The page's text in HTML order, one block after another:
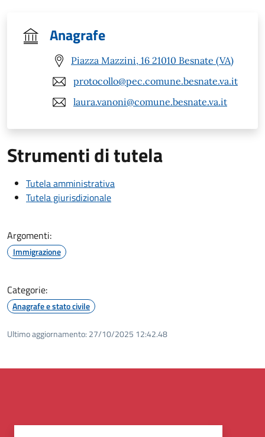
Anagrafe
Piazza Mazzini, 16 21010 Besnate (VA)
protocollo@pec.comune.besnate.va.it
laura.vanoni@comune.besnate.va.it
Strumenti di tutela
Tutela amministrativa
Tutela giurisdizionale
Argomenti:
Immigrazione
Categorie:
Anagrafe e stato civile
Ultimo aggiornamento: 27/10/2025 12:42.48